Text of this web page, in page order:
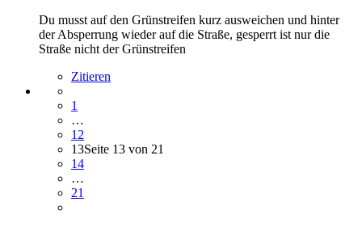
Du musst auf den Grünstreifen kurz ausweichen und hinter
der Absperrung wieder auf die Straße, gesperrt ist nur die
Straße nicht der Grünstreifen
Zitieren
1
…
12
13Seite 13 von 21
14
…
21